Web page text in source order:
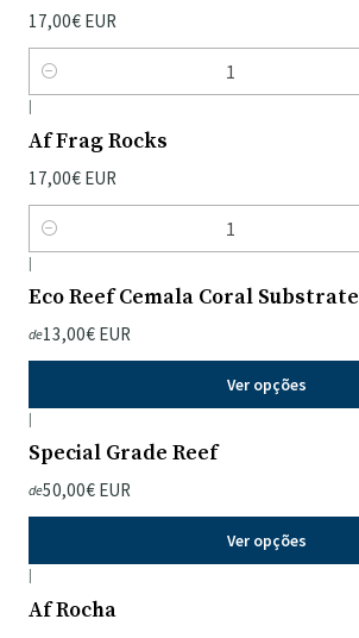
17,00€ EUR
Quantidade
|
Af Frag Rocks
17,00€ EUR
Quantidade
|
Eco Reef Cemala Coral Substrate
de13,00€ EUR
Ver opções
|
Special Grade Reef
de50,00€ EUR
Ver opções
|
Af Rocha